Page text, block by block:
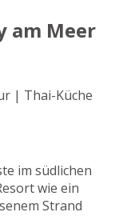
am Meer
| Thai-Küche
im südlichen
wie ein
Strand